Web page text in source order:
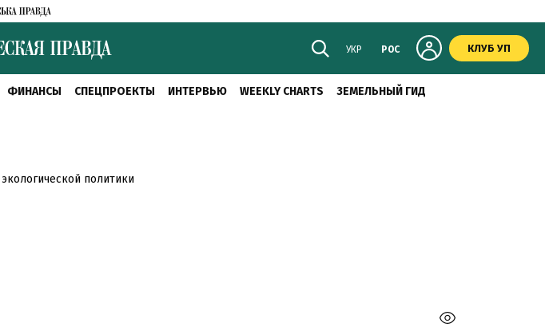
УКР РОС КЛУБ УП
ФИНАНСЫ СПЕЦПРОЕКТЫ ИНТЕРВЬЮ WEEKLY CHARTS ЗЕМЕЛЬНЫЙ ГИД
политики